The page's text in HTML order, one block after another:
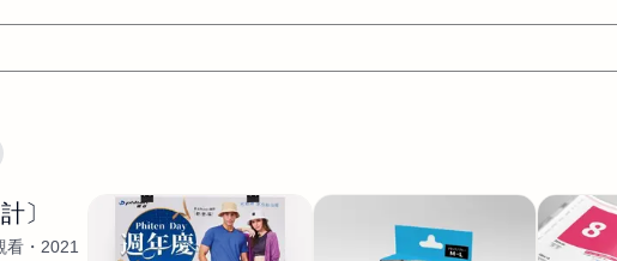
翻譯 AI 網頁設計 軟體開發 網站架設網頁製作 語
平面設計師 AI影片製作 P圖改圖修圖 廣告操作 SEO
〕
看
2021